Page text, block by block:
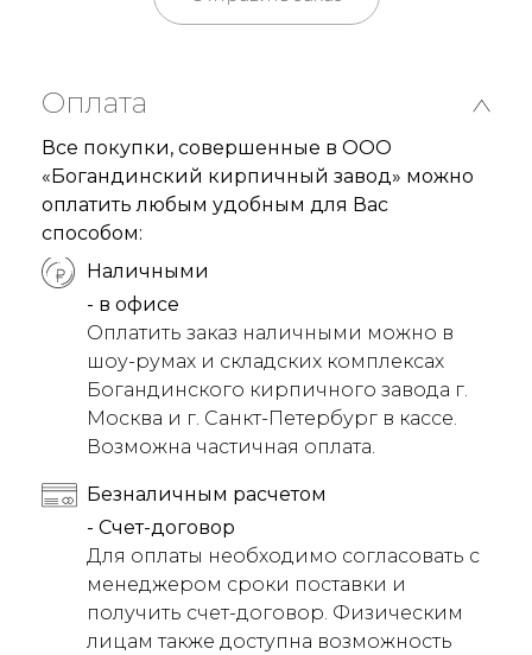
Оплата
Все покупки, совершенные в ООО
«Богандинский кирпичный завод» можно
оплатить любым удобным для Вас
способом:
Наличными
- в офисе
Оплатить заказ наличными можно в
шоу-румах и складских комплексах
Богандинского кирпичного завода г.
Москва и г. Санкт-Петербург в кассе.
Возможна частичная оплата.
Безналичным расчетом
- Счет-договор
Для оплаты необходимо согласовать с
менеджером сроки поставки и
получить счет-договор. Физическим
лицам также доступна возможность